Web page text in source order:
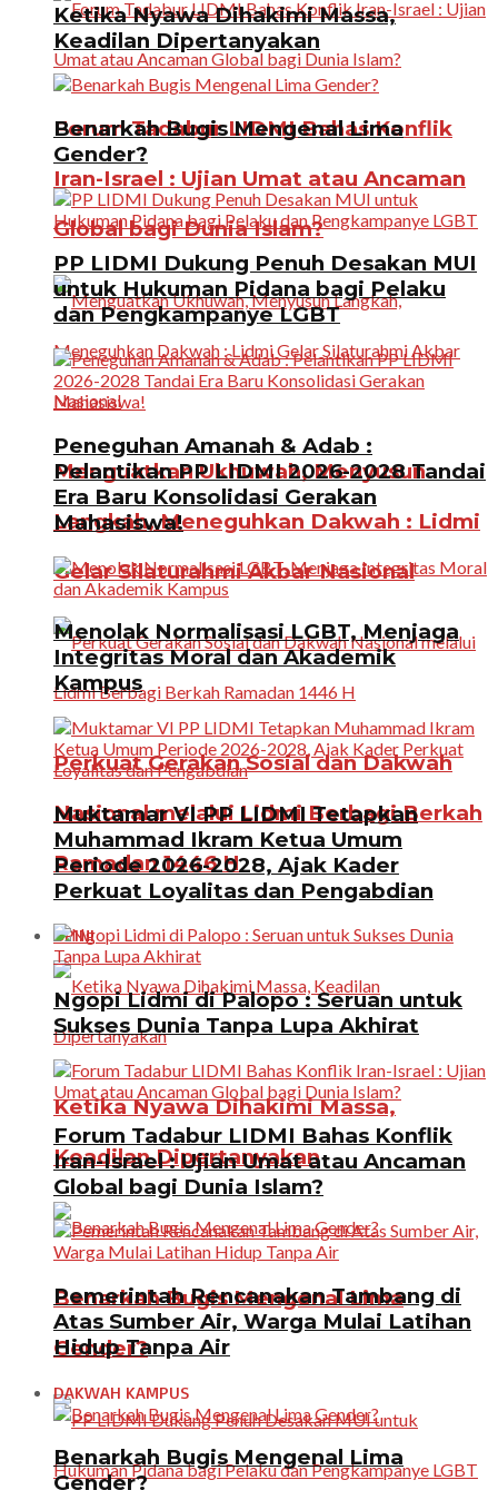
Forum Tadabur LIDMI Bahas Konflik
Iran-Israel : Ujian Umat atau Ancaman
Global bagi Dunia Islam?
Menguatkan Ukhuwah, Menyusun
Langkah, Meneguhkan Dakwah : Lidmi
Gelar Silaturahmi Akbar Nasional
Perkuat Gerakan Sosial dan Dakwah
Nasional melalui Lidmi Berbagi Berkah
Ramadan 1446 H
OPINI
Ketika Nyawa Dihakimi Massa,
Keadilan Dipertanyakan
Benarkah Bugis Mengenal Lima
Gender?
Ketika Nyawa Dihakimi Massa,
Keadilan Dipertanyakan
Benarkah Bugis Mengenal Lima
Gender?
PP LIDMI Dukung Penuh Desakan MUI
untuk Hukuman Pidana bagi Pelaku
dan Pengkampanye LGBT
Peneguhan Amanah & Adab :
Pelantikan PP LIDMI 2026-2028 Tandai
Era Baru Konsolidasi Gerakan
Mahasiswa!
Menolak Normalisasi LGBT, Menjaga
Integritas Moral dan Akademik
Kampus
Muktamar VI PP LIDMI Tetapkan
Muhammad Ikram Ketua Umum
Periode 2026-2028, Ajak Kader
Perkuat Loyalitas dan Pengabdian
Ngopi Lidmi di Palopo : Seruan untuk
Sukses Dunia Tanpa Lupa Akhirat
Forum Tadabur LIDMI Bahas Konflik
Iran-Israel : Ujian Umat atau Ancaman
Global bagi Dunia Islam?
Pemerintah Rencanakan Tambang di
Atas Sumber Air, Warga Mulai Latihan
Hidup Tanpa Air
DAKWAH KAMPUS
Benarkah Bugis Mengenal Lima
Gender?